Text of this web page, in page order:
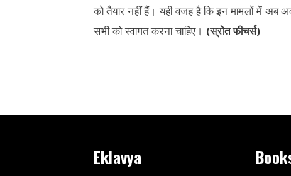
को तैयार नहीं हैं। यही वजह है कि इन मामलों में अब
सभी को स्वागत करना चाहिए। (स्रोत फीचर्स)
Eklavya